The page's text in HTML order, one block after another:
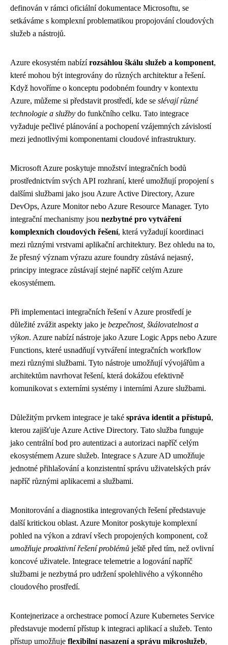
definován v rámci oficiální dokumentace Microsoftu, se
setkáváme s komplexní problematikou propojování cloudových
služeb a nástrojů.
Azure ekosystém nabízírozsáhlou škálu služeb a komponent,
které mohou být integrovány do různých architektur a řešení.
Když hovoříme o konceptu podobném foundry v kontextu
Azure, můžeme si představit prostředí, kde se slévají různé
technologie a služby do funkčního celku. Tato integrace
vyžaduje pečlivé plánování a pochopení vzájemných závislostí
mezi jednotlivými komponentami cloudové infrastruktury.
Microsoft Azure poskytuje množství integračních bodů
prostřednictvím svých API rozhraní, které umožňují propojení s
dalšími službami jako jsou Azure Active Directory, Azure
DevOps, Azure Monitor nebo Azure Resource Manager. Tyto
integrační mechanismy jsou nezbytné pro vytváření
komplexních cloudových řešení, která vyžadují koordinaci
mezi různými vrstvami aplikační architektury. Bez ohledu na to,
že přesný význam výrazu azure foundry zůstává nejasný,
principy integrace zůstávají stejné napříč celým Azure
ekosystémem.
Při implementaci integračních řešení v Azure prostředí je
důležité zvážit aspekty jako je bezpečnost, škálovatelnost a
výkon. Azure nabízí nástroje jako Azure Logic Apps nebo Azure
Functions, které usnadňují vytváření integračních workflow
mezi různými službami. Tyto nástroje umožňují vývojářům a
architektům navrhovat řešení, která dokážou efektivně
komunikovat s externími systémy i interními Azure službami.
Důležitým prvkem integrace je také správa identit a přístupů,
kterou zajišťuje Azure Active Directory. Tato služba funguje
jako centrální bod pro autentizaci a autorizaci napříč celým
ekosystémem Azure služeb. Integrace s Azure AD umožňuje
jednotné přihlašování a konzistentní správu uživatelských práv
napříč různými aplikacemi a službami.
Monitorování a diagnostika integrovaných řešení představuje
další kritickou oblast. Azure Monitor poskytuje komplexní
pohled na výkon a zdraví všech propojených komponent, což
umožňuje proaktivní řešení problémů ještě před tím, než ovlivní
koncové uživatele. Integrace telemetrie a logování napříč
službami je nezbytná pro udržení spolehlivého a výkonného
cloudového prostředí.
Kontejnerizace a orchestrace pomocí Azure Kubernetes Service
představuje moderní přístup k integraci aplikací a služeb. Tento
přístup umožňuje flexibilní nasazení a správu mikroslužeb,